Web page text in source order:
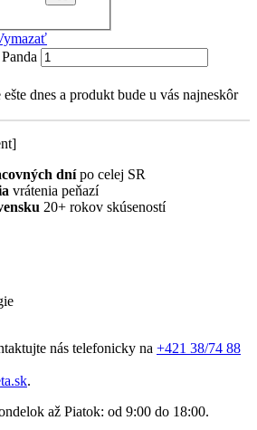
dnes a produkt bude u vás najneskôr
dnípo celej SR
vrátenia peňazí
20+ rokov skúseností
nás telefonicky na +421 38/74 88
.
až Piatok: od 9:00 do 18:00.